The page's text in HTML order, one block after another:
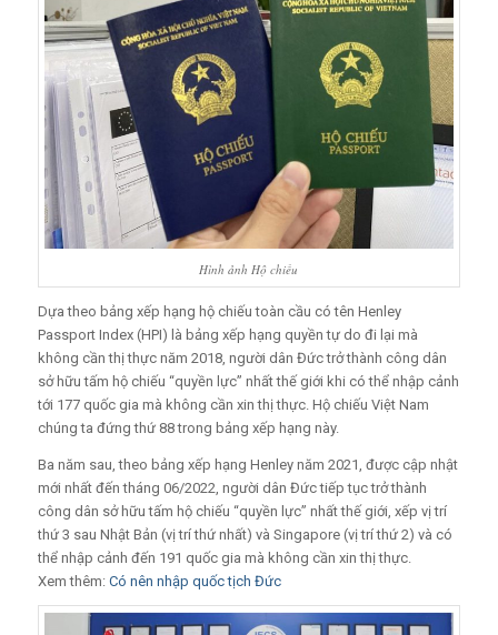
Hình ảnh Hộ chiếu
Dựa theo bảng xếp hạng hộ chiếu toàn cầu có tên Henley
Passport Index (HPI) là bảng xếp hạng quyền tự do đi lại mà
không cần thị thực năm 2018, người dân Đức trở thành công dân
sở hữu tấm hộ chiếu “quyền lực” nhất thế giới khi có thể nhập cảnh
tới 177 quốc gia mà không cần xin thị thực. Hộ chiếu Việt Nam
chúng ta đứng thứ 88 trong bảng xếp hạng này.
Ba năm sau, theo bảng xếp hạng Henley năm 2021, được cập nhật
mới nhất đến tháng 06/2022, người dân Đức tiếp tục trở thành
công dân sở hữu tấm hộ chiếu “quyền lực” nhất thế giới, xếp vị trí
thứ 3 sau Nhật Bản (vị trí thứ nhất) và Singapore (vị trí thứ 2) và có
thể nhập cảnh đến 191 quốc gia mà không cần xin thị thực.
Xem thêm: Có nên nhập quốc tịch Đức